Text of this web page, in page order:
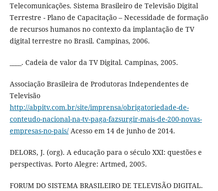
Telecomunicações. Sistema Brasileiro de Televisão Digital
Terrestre - Plano de Capacitação – Necessidade de formação
de recursos humanos no contexto da implantação de TV
digital terrestre no Brasil. Campinas, 2006.
____. Cadeia de valor da TV Digital. Campinas, 2005.
Associação Brasileira de Produtoras Independentes de
Televisão
http://abpitv.com.br/site/imprensa/obrigatoriedade-de-
conteudo-nacional-na-tv-paga-fazsurgir-mais-de-200-novas-
empresas-no-pais/Acesso em 14 de junho de 2014.
DELORS, J. (org). A educação para o século XXI: questões e
perspectivas. Porto Alegre: Artmed, 2005.
FORUM DO SISTEMA BRASILEIRO DE TELEVISÃO DIGITAL.